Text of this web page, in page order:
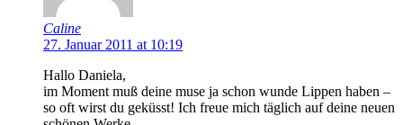
Caline
27. Januar 2011 at 10:19
Hallo Daniela,
im Moment muß deine muse ja schon wunde Lippen haben –
so oft wirst du geküsst! Ich freue mich täglich auf deine neuen